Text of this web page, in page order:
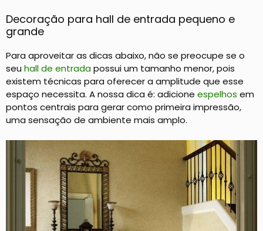
Decoração para hall de entrada pequeno e
grande
Para aproveitar as dicas abaixo, não se preocupe se o
seu hall de entradapossui um tamanho menor, pois
existem técnicas para oferecer a amplitude que esse
espaço necessita. A nossa dica é: adicione espelhos em
pontos centrais para gerar como primeira impressão,
uma sensação de ambiente mais amplo.